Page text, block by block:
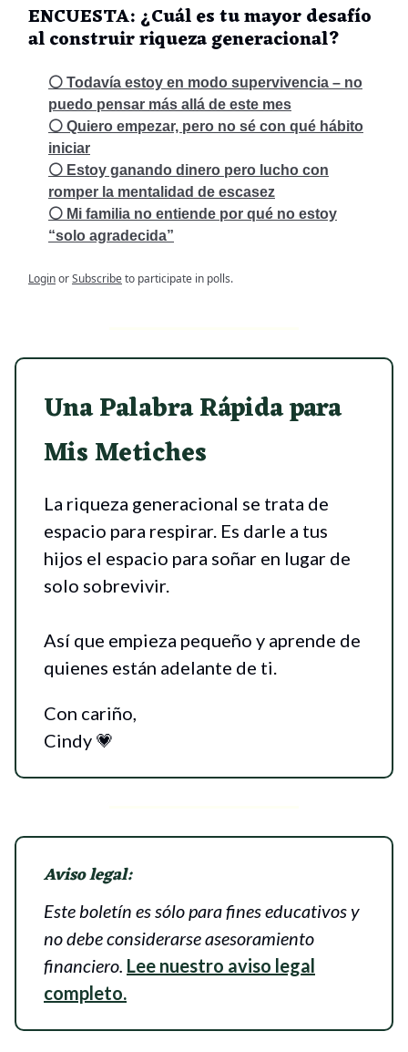
ENCUESTA: ¿Cuál es tu mayor desafío
al construir riqueza generacional?
⚪ Todavía estoy en modo supervivencia – no
puedo pensar más allá de este mes
⚪ Quiero empezar, pero no sé con qué hábito
iniciar
⚪ Estoy ganando dinero pero lucho con
romper la mentalidad de escasez
⚪ Mi familia no entiende por qué no estoy
“solo agradecida”
LoginorSubscribeto participate in polls.
Una Palabra Rápida para
Mis Metiches
La riqueza generacional se trata de
espacio para respirar. Es darle a tus
hijos el espacio para soñar en lugar de
solo sobrevivir.
Así que empieza pequeño y aprende de
quienes están adelante de ti.
Con cariño,
Cindy 💗
Aviso legal:
Este boletín es sólo para fines educativos y
no debe considerarse asesoramiento
financiero. Lee nuestro aviso legal
completo.